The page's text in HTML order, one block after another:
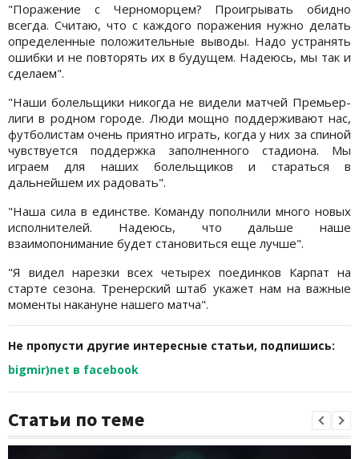
"Поражение с Черноморцем? Проигрывать обидно
всегда. Считаю, что с каждого поражения нужно делать
определенные положительные выводы. Надо устранять
ошибки и не повторять их в будущем. Надеюсь, мы так и
сделаем".
"Наши болельщики никогда не видели матчей Премьер-
лиги в родном городе. Люди мощно поддерживают нас,
футболистам очень приятно играть, когда у них за спиной
чувствуется поддержка заполненного стадиона. Мы
играем для наших болельщиков и стараться в
дальнейшем их радовать".
"Наша сила в единстве. Команду пополнили много новых
исполнителей. Надеюсь, что дальше наше
взаимопонимание будет становиться еще лучше".
"Я видел нарезки всех четырех поединков Карпат на
старте сезона. Тренерский штаб укажет нам на важные
моменты накануне нашего матча".
Не пропусти другие интересные статьи, подпишись:
bigmir)net в facebook
Статьи по теме